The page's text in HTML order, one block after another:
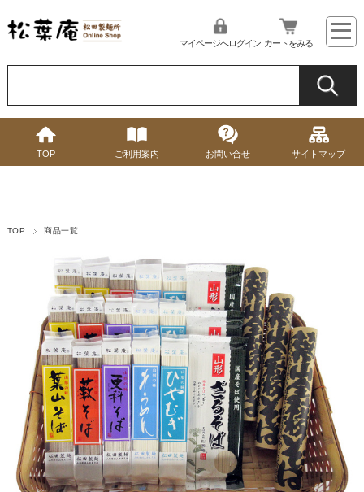
マイページへログイン カートをみる
TOP ご利用案内 お問い合せ サイトマップ
TOP 商品一覧